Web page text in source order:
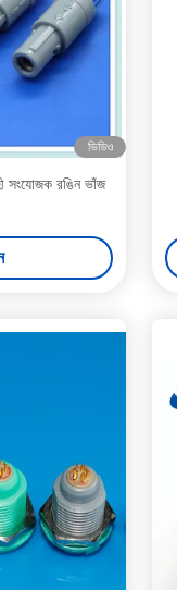
ভিডিও
সংযোজক রঙিন ভাঁজ